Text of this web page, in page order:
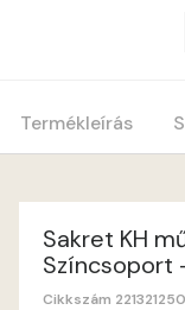
Termékleírás
Sakret KH
Színcsoport
Cikkszám